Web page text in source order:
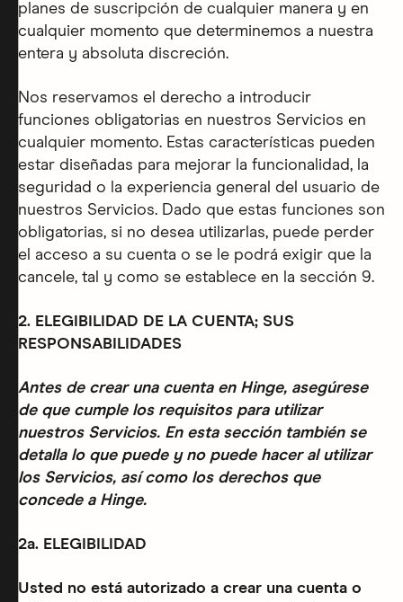
planes de suscripción de cualquier manera y en
cualquier momento que determinemos a nuestra
entera y absoluta discreción.
Nos reservamos el derecho a introducir
funciones obligatorias en nuestros Servicios en
cualquier momento. Estas características pueden
estar diseñadas para mejorar la funcionalidad, la
seguridad o la experiencia general del usuario de
nuestros Servicios. Dado que estas funciones son
obligatorias, si no desea utilizarlas, puede perder
el acceso a su cuenta o se le podrá exigir que la
cancele, tal y como se establece en la sección 9.
2. ELEGIBILIDAD DE LA CUENTA; SUS
RESPONSABILIDADES
Antes de crear una cuenta en Hinge, asegúrese
de que cumple los requisitos para utilizar
nuestros Servicios. En esta sección también se
detalla lo que puede y no puede hacer al utilizar
los Servicios, así como los derechos que
concede a Hinge.
2a. ELEGIBILIDAD
Usted no está autorizado a crear una cuenta o